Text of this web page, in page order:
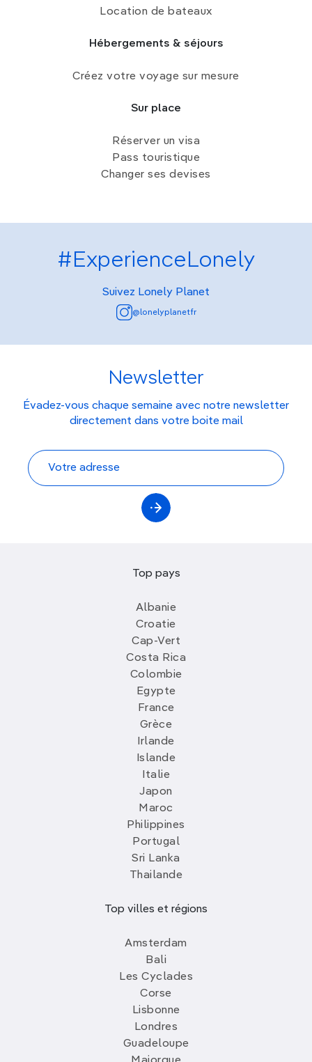
Location de bateaux
Hébergements & séjours
Créez votre voyage sur mesure
Sur place
Réserver un visa
Pass touristique
Changer ses devises
#ExperienceLonely
Suivez Lonely Planet
@lonelyplanetfr
Newsletter
Évadez-vous chaque semaine avec notre newsletter
directement dans votre boite mail
Top pays
Albanie
Croatie
Cap-Vert
Costa Rica
Colombie
Egypte
France
Grèce
Irlande
Islande
Italie
Japon
Maroc
Philippines
Portugal
Sri Lanka
Thailande
Top villes et régions
Amsterdam
Bali
Les Cyclades
Corse
Lisbonne
Londres
Guadeloupe